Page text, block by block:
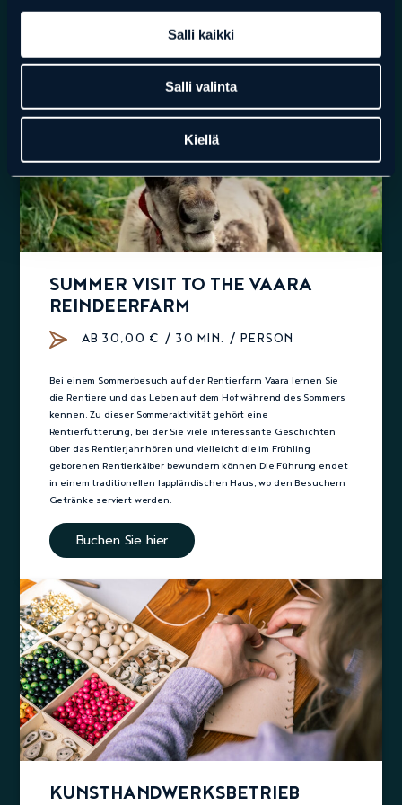
Salli kaikki
Salli valinta
Kiellä
Buchen Sie hier
SUMMER VISIT TO THE VAARA
REINDEERFARM
AB 30,00 € / 30 MIN. / PERSON
Bei einem Sommerbesuch auf der Rentierfarm Vaara lernen Sie
die Rentiere und das Leben auf dem Hof ​​während des Sommers
kennen. Zu dieser Sommeraktivität gehört eine
Rentierfütterung, bei der Sie viele interessante Geschichten
über das Rentierjahr hören und vielleicht die im Frühling
geborenen Rentierkälber bewundern können.Die Führung endet
in einem traditionellen lappländischen Haus, wo den Besuchern
Getränke serviert werden.
Buchen Sie hier
KUNSTHANDWERKSBETRIEB